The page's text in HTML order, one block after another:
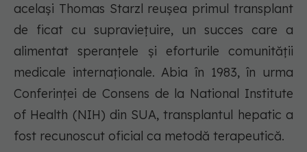
același Thomas Starzl reușea primul transplant
de ficat cu supraviețuire, un succes care a
alimentat speranțele și eforturile comunității
medicale internaționale. Abia în 1983, în urma
Conferinței de Consens de la National Institute
of Health (NIH) din SUA, transplantul hepatic a
fost recunoscut oficial ca metodă terapeutică.